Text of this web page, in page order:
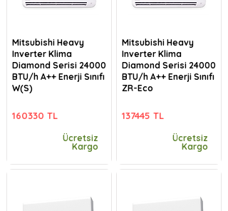
Mitsubishi Heavy
Inverter Klima
Diamond Serisi 24000
BTU/h A++ Enerji Sınıfı
W(S)
160330 TL
Ücretsiz
Kargo
Mitsubishi Heavy
Inverter Klima
Diamond Serisi 24000
BTU/h A++ Enerji Sınıfı
ZR-Eco
137445 TL
Ücretsiz
Kargo